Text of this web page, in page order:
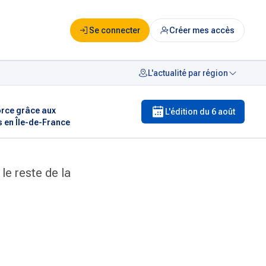
Se connecter Créer mes accès
L'actualité par région
grâce aux
Île-de-France
L'édition du 6 août
reste de la